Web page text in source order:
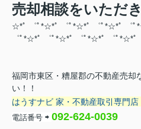
売却相談をいただ
☆*ﾟ ゜ﾟ*☆*ﾟ ゜ﾟ*☆*ﾟ ゜ﾟ*☆*ﾟ ゜ﾟ
゜ﾟ*☆*ﾟ ゜ﾟ*☆*ﾟ ゜ﾟ*☆*ﾟ ゜ﾟ*☆*ﾟ
福岡市東区・糟屋郡の不動産売却
い！！
はうすナビ 家・不動産取引専門
電話番号 ⇨ 092-624-0039